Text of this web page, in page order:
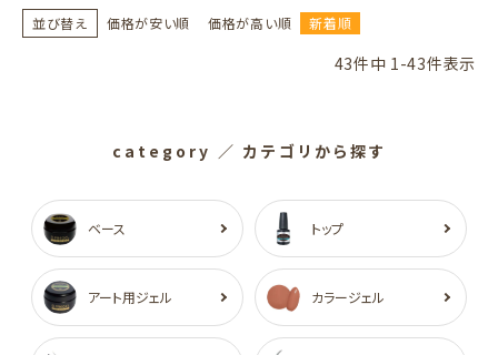
並び替え 価格が安い順 価格が高い順 新着順
43件中 1-43件表示
category ／ カテゴリから探す
ベース トップ
アート用ジェル カラージェル